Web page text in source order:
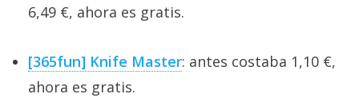
6,49 €, ahora es gratis.
[365fun] Knife Master: antes costaba 1,10 €,
ahora es gratis.